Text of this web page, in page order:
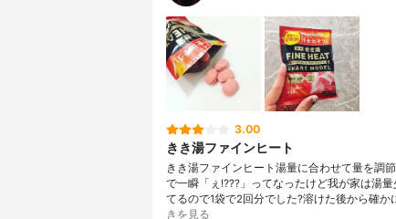
3.00
きき湯ファインヒート
きき湯ファインヒート湯量に合わせて量を調
で一瞬「ぇ⁉️??」ってなったけど我が家は湯量
てるので1袋で2回分でした?溶けた後から確か
きを見る